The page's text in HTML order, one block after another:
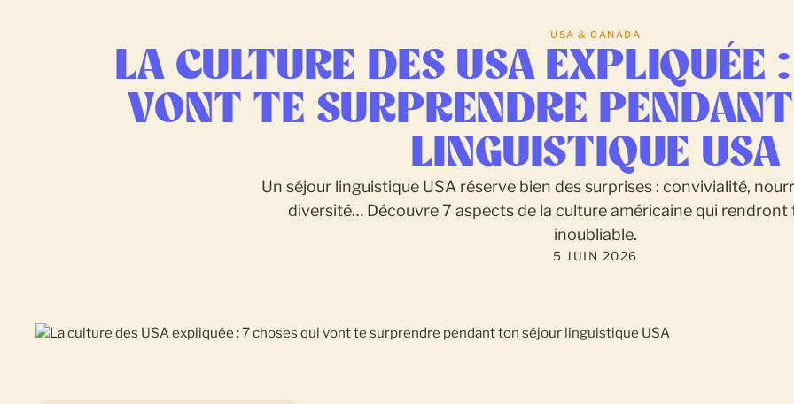
USA & CANADA
LA CULTURE DES USA EXPLIQUÉE
VONT TE SURPRENDRE
LINGUISTIQUE USA
Un séjour linguistique USA réserve bien des surprises : convivialité,
diversité… Découvre 7 aspects de la culture américaine qui
inoubliable.
5 JUIN 2026